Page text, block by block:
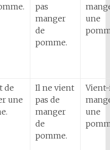
pas
manger
de
pomme.
une
de
une
Il ne vient
pas de
manger
de
pomme.
une